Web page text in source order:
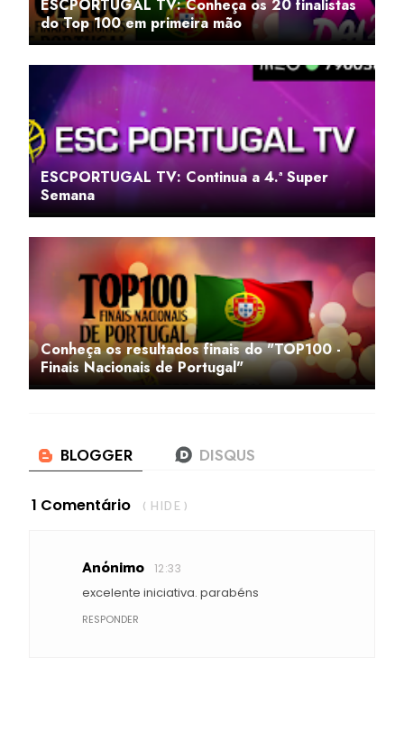
ESCPORTUGAL TV: Conheça os 20 finalistas
do Top 100 em primeira mão
ESCPORTUGAL TV: Continua a 4.ª Super
Semana
Conheça os resultados finais do "TOP100 -
Finais Nacionais de Portugal"
1 Comentário ( HIDE )
Anónimo 12:33
excelente iniciativa. parabéns
RESPONDER